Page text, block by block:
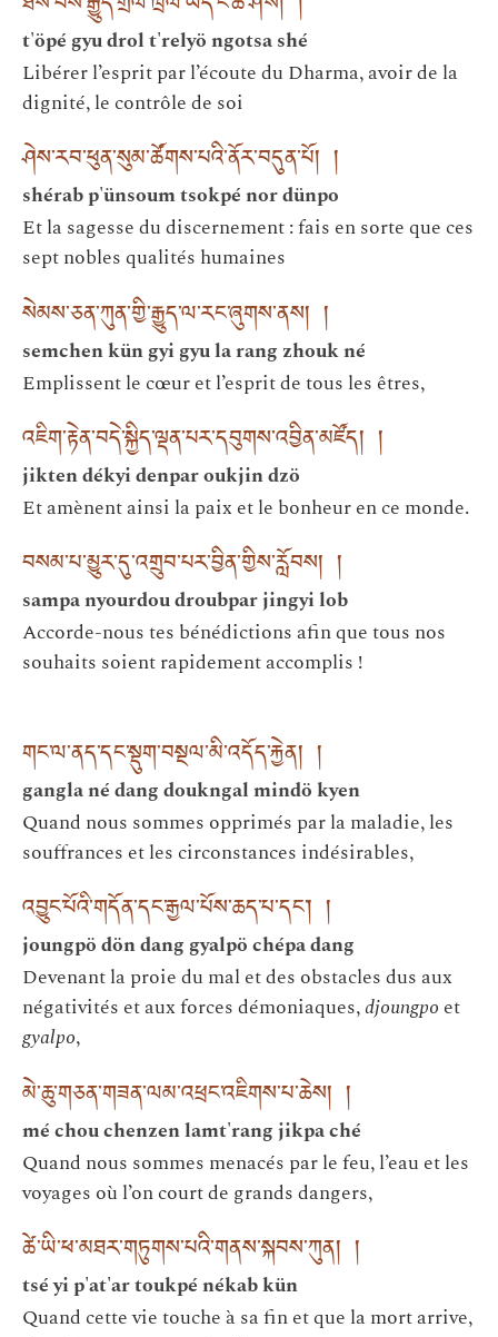
t'öpé gyu drol t'relyö ngotsa shé
Libérer l’esprit par l’écoute du Dharma, avoir de la
dignité, le contrôle de soi
ཤེས་རབ་ཕུན་སུམ་ཚོགས་པའི་ནོར་བདུན་པོ། །
shérab p'ünsoum tsokpé nor dünpo
Et la sagesse du discernement : fais en sorte que ces
sept nobles qualités humaines
སེམས་ཅན་ཀུན་གྱི་རྒྱུད་ལ་རང་ཞུགས་ནས། །
semchen kün gyi gyu la rang zhouk né
Emplissent le cœur et l’esprit de tous les êtres,
འཇིག་རྟེན་བདེ་སྐྱིད་ལྡན་པར་དབུགས་འབྱིན་མཛོད། །
jikten dékyi denpar oukjin dzö
Et amènent ainsi la paix et le bonheur en ce monde.
བསམ་པ་མྱུར་དུ་འགྲུབ་པར་བྱིན་གྱིས་རློབས། །
sampa nyourdou droubpar jingyi lob
Accorde-nous tes bénédictions afin que tous nos
souhaits soient rapidement accomplis !
གང་ལ་ནད་དང་སྡུག་བསྔལ་མི་འདོད་རྐྱེན། །
gangla né dang doukngal mindö kyen
Quand nous sommes opprimés par la maladie, les
souffrances et les circonstances indésirables,
འབྱུང་པོའི་གདོན་དང་རྒྱལ་པོས་ཆད་པ་དང༌། །
joungpö dön dang gyalpö chépa dang
Devenant la proie du mal et des obstacles dus aux
négativités et aux forces démoniaques,djoungpo et
gyalpo,
མེ་ཆུ་གཅན་གཟན་ལམ་འཕྲང་འཇིགས་པ་ཆེས། །
mé chou chenzen lamt'rang jikpa ché
Quand nous sommes menacés par le feu, l’eau et les
voyages où l’on court de grands dangers,
ཚེ་ཡི་ཕ་མཐར་གཏུགས་པའི་གནས་སྐབས་ཀུན། །
tsé yi p'at'ar toukpé nékab kün
Quand cette vie touche à sa fin et que la mort arrive,